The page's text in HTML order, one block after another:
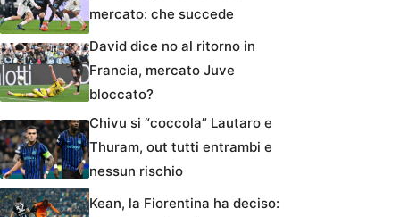
mercato: che succede
David dice no al ritorno in
Francia, mercato Juve
bloccato?
Chivu si “coccola” Lautaro e
Thuram, out tutti entrambi e
nessun rischio
Kean, la Fiorentina ha deciso: